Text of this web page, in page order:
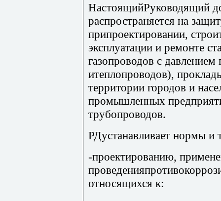
НастоящийРуководящий
распространяется на
припроектировании,
эксплуатации и ремонте
газопроводов с
итеплопроводов),
территории городов и
промышленных
трубопроводов.
РДустанавливает нормы и
-проектированию,
относящихся к: